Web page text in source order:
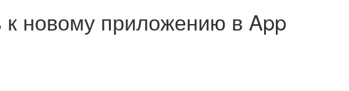
новому приложению в App